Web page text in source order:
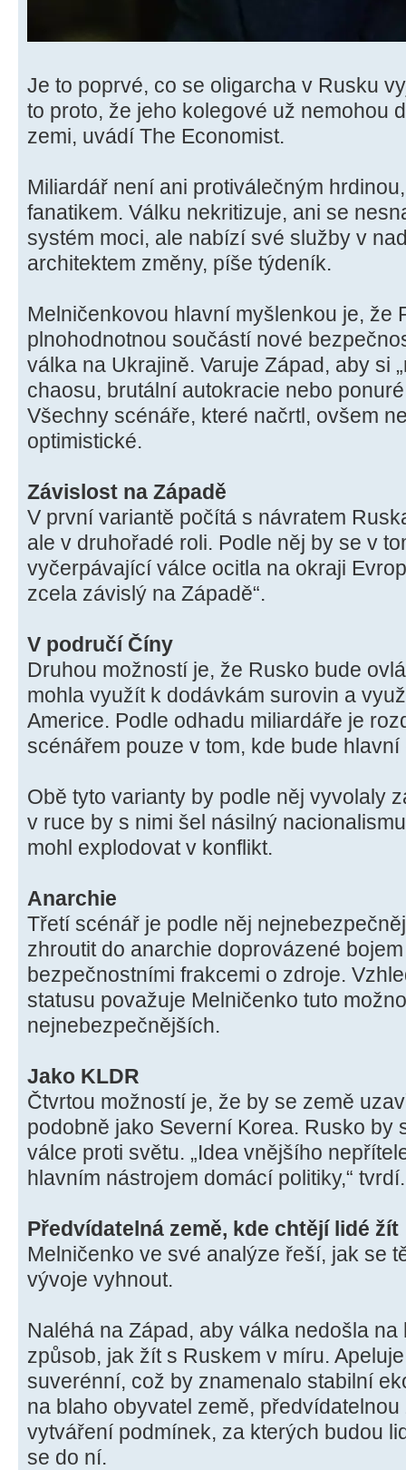
Je to poprvé, co se oligarcha v Rusku
to proto, že jeho kolegové už nemohou
zemi, uvádí The Economist.
Miliardář není ani protiválečným
fanatikem. Válku nekritizuje, ani se
systém moci, ale nabízí své služby v
architektem změny, píše týdeník.
Melničenkovou hlavní myšlenkou je, že
plnohodnotnou součástí nové
válka na Ukrajině. Varuje Západ, aby si
chaosu, brutální autokracie nebo
Všechny scénáře, které načrtl, ovšem
optimistické.
Závislost na Západě
V první variantě počítá s návratem
ale v druhořadé roli. Podle něj by se v
vyčerpávající válce ocitla na okraji
zcela závislý na Západě“.
V područí Číny
Druhou možností je, že Rusko bude
mohla využít k dodávkám surovin a
Americe. Podle odhadu miliardáře je
scénářem pouze v tom, kde bude
Obě tyto varianty by podle něj vyvolaly
v ruce by s nimi šel násilný
mohl explodovat v konflikt.
Anarchie
Třetí scénář je podle něj
zhroutit do anarchie doprovázené
bezpečnostními frakcemi o zdroje.
statusu považuje Melničenko tuto
nejnebezpečnějších.
Jako KLDR
Čtvrtou možností je, že by se země
podobně jako Severní Korea. Rusko by
válce proti světu. „Idea vnějšího
hlavním nástrojem domácí politiky,“ tvrdí.
Předvídatelná země, kde chtějí lidé žít
Melničenko ve své analýze řeší, jak se
vývoje vyhnout.
Naléhá na Západ, aby válka nedošla
způsob, jak žít s Ruskem v míru.
suverénní, což by znamenalo stabilní
na blaho obyvatel země,
vytváření podmínek, za kterých budou
se do ní.